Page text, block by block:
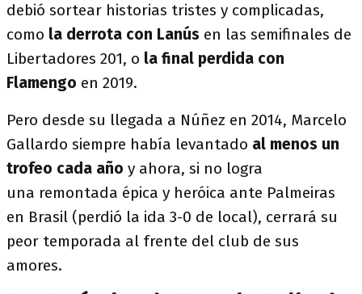
debió sortear historias tristes y complicadas,
como la derrota con Lanús en las semifinales de
Libertadores 201, o la final perdida con
Flamengo en 2019.
Pero desde su llegada a Núñez en 2014, Marcelo
Gallardo siempre había levantado al menos un
trofeo cada año y ahora, si no logra
una remontada épica y heróica ante Palmeiras
en Brasil (perdió la ida 3-0 de local), cerrará su
peor temporada al frente del club de sus
amores.